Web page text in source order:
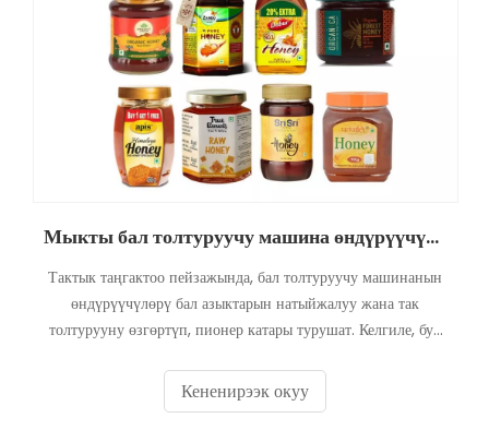
Мыкты бал толтуруучу машина өндүрүүчүлөр
Тактык таңгактоо пейзажында, бал толтуруучу машинанын
өндүрүүчүлөрү бал азыктарын натыйжалуу жана так
толтурууну өзгөртүп, пионер катары турушат. Келгиле, бул
ар бири бул тармакка уникалдуу инновацияларды жана
чечимдерди киргизет.
Кененирээк окуу